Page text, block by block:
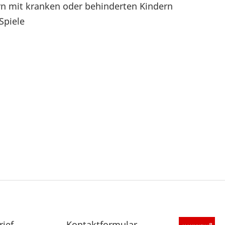
mit kranken oder behinderten Kindern